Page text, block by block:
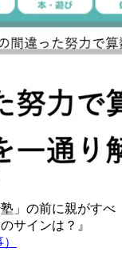
」の前に親がすべ
サインは？』